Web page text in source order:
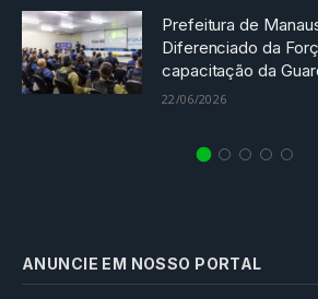
Prefeitura de
Diferenciado da
capacitação da
22/06/2026
ANUNCIE EM NOSSO PORTAL